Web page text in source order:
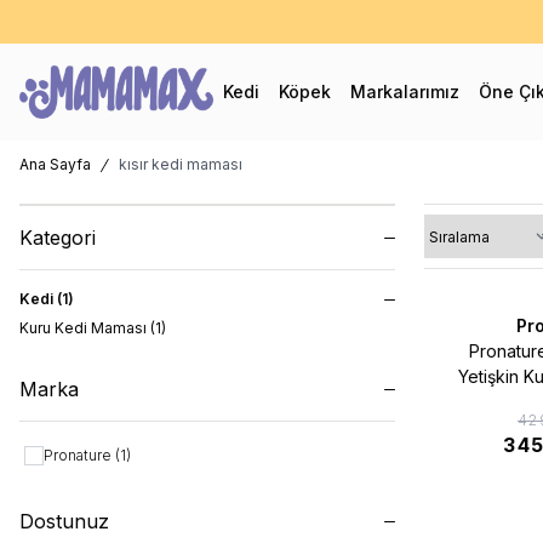
Kedi Köpek Markalarımız Öne
Ana Sayfa kısır kedi maması
Kategori
Kedi (1)
Kuru Kedi Maması (1)
Marka
Pronature (1)
Dostunuz
Pronature
Yetişkin
ve